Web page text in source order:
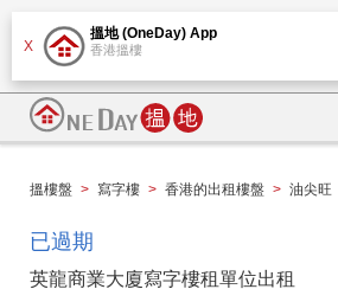
X
搵地 (OneDay) App
香港搵樓
搵樓盤 > 寫字樓 > 香港的出租樓盤 > 油尖旺
已過期
英龍商業大廈寫字樓租單位出租